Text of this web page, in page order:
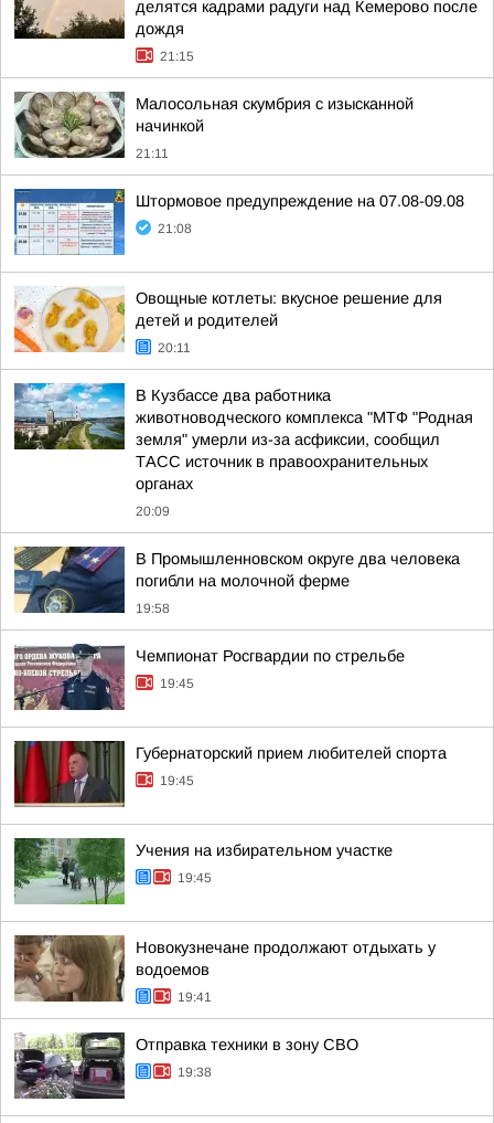
делятся кадрами радуги над Кемерово после
дождя
21:15
Малосольная скумбрия с изысканной
начинкой
21:11
Штормовое предупреждение на 07.08-09.08
21:08
Овощные котлеты: вкусное решение для
детей и родителей
20:11
В Кузбассе два работника
животноводческого комплекса "МТФ "Родная
земля" умерли из-за асфиксии, сообщил
ТАСС источник в правоохранительных
органах
20:09
В Промышленновском округе два человека
погибли на молочной ферме
19:58
Чемпионат Росгвардии по стрельбе
19:45
Губернаторский прием любителей спорта
19:45
Учения на избирательном участке
19:45
Новокузнечане продолжают отдыхать у
водоемов
19:41
Отправка техники в зону СВО
19:38